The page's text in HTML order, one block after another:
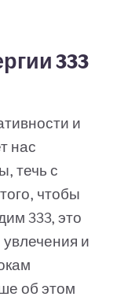
333
и
нас
течь с
чтобы
333, это
и
об этом